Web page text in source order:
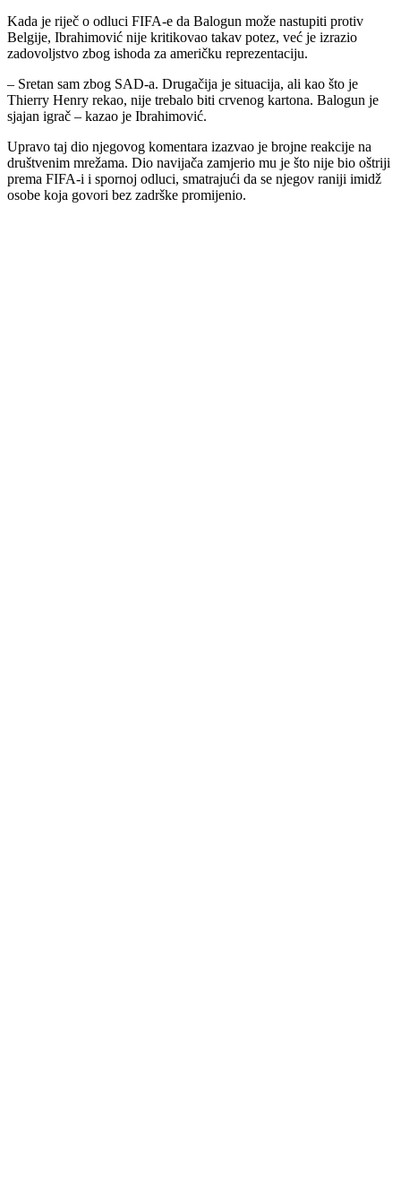
Kada je riječ o odluci FIFA-e da Balogun može nastupiti protiv
Belgije, Ibrahimović nije kritikovao takav potez, već je izrazio
zadovoljstvo zbog ishoda za američku reprezentaciju.
– Sretan sam zbog SAD-a. Drugačija je situacija, ali kao što je
Thierry Henry rekao, nije trebalo biti crvenog kartona. Balogun je
sjajan igrač – kazao je Ibrahimović.
Upravo taj dio njegovog komentara izazvao je brojne reakcije na
društvenim mrežama. Dio navijača zamjerio mu je što nije bio oštriji
prema FIFA-i i spornoj odluci, smatrajući da se njegov raniji imidž
osobe koja govori bez zadrške promijenio.